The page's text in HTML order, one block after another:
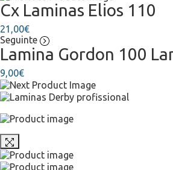
Cx Laminas Elios 110
21,00€
Seguinte
Lamina Gordon 100
9,00€